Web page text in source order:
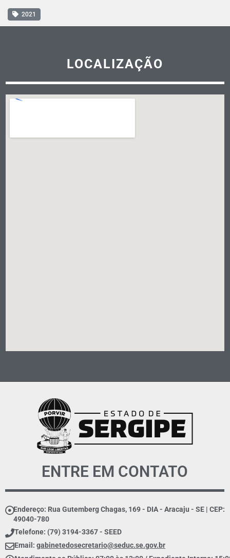
2021
LOCALIZAÇÃO
ENTRE EM CONTATO
Endereço: Rua Gutemberg Chagas, 169 - DIA - Aracaju - SE | CEP:
49040-780
Telefone: (79) 3194-3367 - SEED
Email: gabinetedosecretario@seduc.se.gov.br